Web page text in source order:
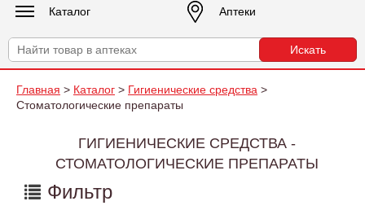
Каталог Аптеки
Главная > Каталог > Гигиенические средства >
Стоматологические препараты
ГИГИЕНИЧЕСКИЕ СРЕДСТВА -
СТОМАТОЛОГИЧЕСКИЕ ПРЕПАРАТЫ
Фильтр